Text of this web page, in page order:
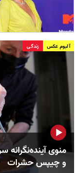
آلبوم عکس زندگی
منوی
و چیپس حشرات